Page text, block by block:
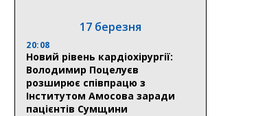
17 березня
20:08
Новий рівень кардіохірургії:
Володимир Поцелуєв
розширює співпрацю з
Інститутом Амосова заради
пацієнтів Сумщини